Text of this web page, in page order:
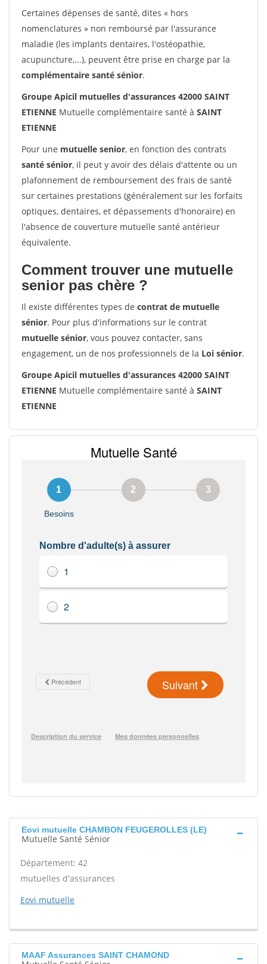
Certaines dépenses de santé, dites « hors
nomenclatures » non remboursé par l'assurance
maladie (les implants dentaires, l'ostéopathie,
acupuncture,...), peuvent être prise en charge par la
complémentaire santé sénior.
Groupe Apicil mutuelles d'assurances 42000 SAINT
ETIENNE Mutuelle complémentaire santé à SAINT
ETIENNE
Pour une mutuelle senior, en fonction des contrats
santé sénior, il peut y avoir des délais d'attente ou un
plafonnement de remboursement des frais de santé
sur certaines prestations (généralement sur les forfaits
optiques, dentaires, et dépassements d'honoraire) en
l'absence de couverture mutuelle santé antérieur
équivalente.
Comment trouver une mutuelle
senior pas chère ?
Il existe différentes types de contrat de mutuelle
sénior. Pour plus d'informations sur le contrat
mutuelle sénior, vous pouvez contacter, sans
engagement, un de nos professionnels de la Loi sénior.
Groupe Apicil mutuelles d'assurances 42000 SAINT
ETIENNE Mutuelle complémentaire santé à SAINT
ETIENNE
Eovi mutuelle CHAMBON FEUGEROLLES (LE)
Mutuelle Santé Sénior
Département: 42
mutuelles d'assurances
Eovi mutuelle
MAAF Assurances SAINT CHAMOND